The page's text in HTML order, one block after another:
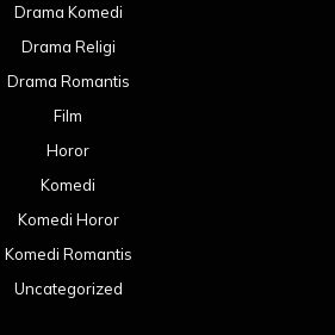
Drama Komedi
Drama Religi
Drama Romantis
Film
Horor
Komedi
Komedi Horor
Komedi Romantis
Uncategorized